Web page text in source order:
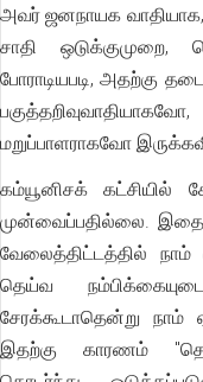
அவர் ஜனநாயக வாதியாக,
சாதி ஒடுக்குமுறை,
போராடியபடி, அதற்கு
மறுப்பாளராகவோ
கம்யூனிசக் கட்சியில்
முன்வைப்பதில்லை. இதை
வேலைத்திட்டத்தில்
தெய்வ
சேரக்கூடாதென்று
இதற்கு காரணம்